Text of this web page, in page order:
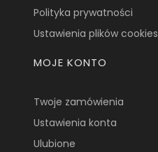
Polityka prywatności
Ustawienia plików cookies
MOJE KONTO
Twoje zamówienia
Ustawienia konta
Ulubione